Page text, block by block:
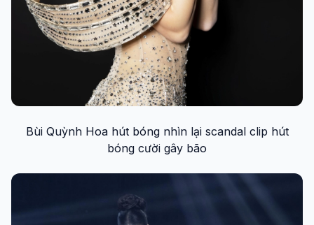
Bùi Quỳnh Hoa hút bóng nhìn lại scandal clip hút
bóng cười gây bão